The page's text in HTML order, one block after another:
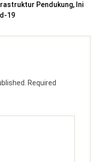
Pendukung, Ini
19
Required